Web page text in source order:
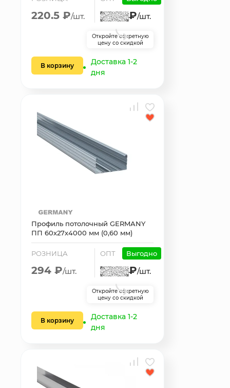
220.5 ₽/шт. ₽/шт.
Откройте секретную
цену со скидкой
В корзину
Доставка 1-2
дня
Профиль потолочный GERMANY
ПП 60х27х4000 мм (0,60 мм)
РОЗНИЦА
294 ₽/шт.
ОПТ Выгодно
₽/шт.
Откройте секретную
цену со скидкой
В корзину
Доставка 1-2
дня